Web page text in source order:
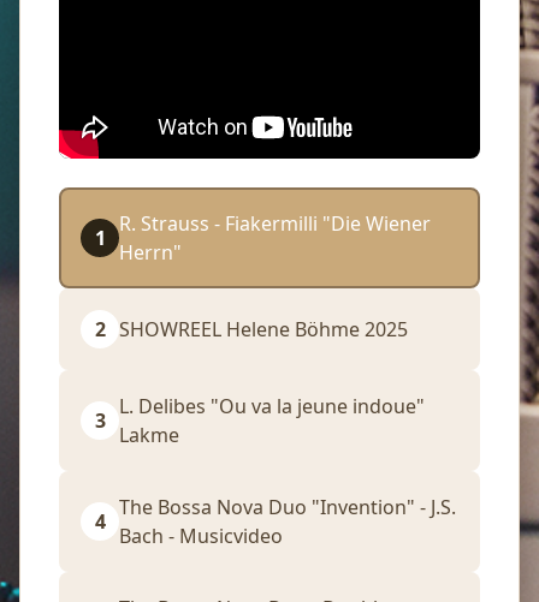
1
R. Strauss - Fiakermilli "Die Wiener
Herrn"
2 SHOWREEL Helene Böhme 2025
3
L. Delibes "Ou va la jeune indoue"
Lakme
4
The Bossa Nova Duo "Invention" - J.S.
Bach - Musicvideo